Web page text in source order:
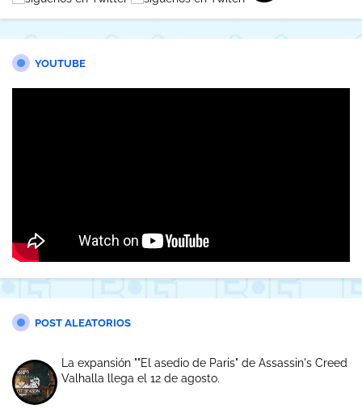
YOUTUBE
POST ALEATORIOS
La expansión ""El asedio de Paris" de Assassin's Creed
Valhalla llega el 12 de agosto.